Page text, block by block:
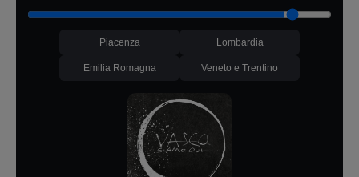
Piacenza Lombardia
Emilia Romagna Veneto e Trentino